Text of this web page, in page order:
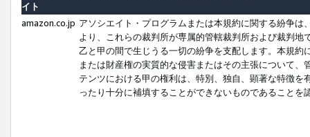
イト
amazon.co.jp アソシエイト・プログラムまたは本規約に関する紛争
より、これらの裁判所が専属的管轄裁判所および裁判
乙と甲の間で生じうる一切の紛争を支配します。本規
または財産権の実質的な侵害またはその主張について
テンツにおける甲の権利は、特別、独自、顕著な特徴
ったり十分に補填することができないものであることを